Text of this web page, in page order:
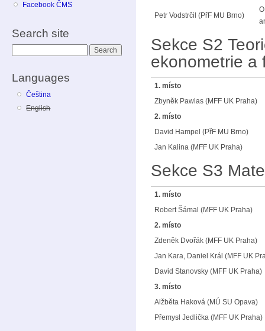
Facebook ČMS
Search site
Languages
Čeština
English
Petr Vodstrčil (PřF MU Brno)
Sekce S2
ekonometrie a
1. místo
Zbyněk Pawlas (MFF UK Praha)
2. místo
David Hampel (PřF MU Brno)
Jan Kalina (MFF UK Praha)
Sekce S3
1. místo
Robert Šámal (MFF UK Praha)
2. místo
Zdeněk Dvořák (MFF UK Praha)
Jan Kara, Daniel Král (MFF UK
David Stanovsky (MFF UK Praha)
3. místo
Alžběta Haková (MÚ SU Opava)
Přemysl Jedlička (MFF UK Praha)